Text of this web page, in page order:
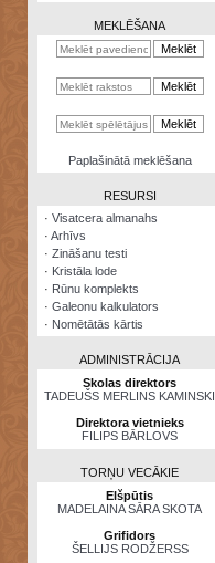
kalkulators
Nomētātās
MEKLĒŠANA
Paplašinātā meklēšana
RESURSI
· Visatcera almanahs
· Arhīvs
· Zināšanu testi
· Kristāla lode
· Rūnu komplekts
· Galeonu kalkulators
· Nomētātās kārtis
ADMINISTRĀCIJA
Skolas direktors
TADEUŠS MERLINS KAMINSKI
Direktora vietnieks
FILIPS BĀRLOVS
TORŅU VECĀKIE
Elšpūtis
MADELAINA SĀRA SKOTA
Grifidors
ŠELLIJS RODŽERSS